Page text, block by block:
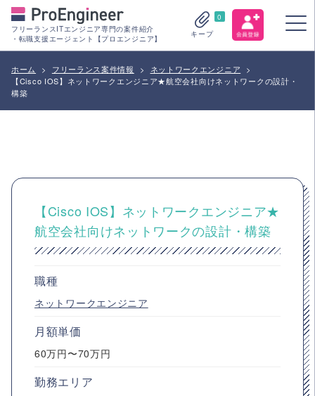
フリーランスITエンジニア専門の案件紹介
・転職支援エージェント【プロエンジニア】
0
キープ
ホーム > フリーランス案件情報 > ネットワークエンジニア
>
【Cisco IOS】ネットワークエンジニア★航空会社向けネットワークの設計・
構築
【Cisco IOS】ネットワークエンジニア★
航空会社向けネットワークの設計・構築
職種
ネットワークエンジニア
月額単価
60万円〜70万円
勤務エリア